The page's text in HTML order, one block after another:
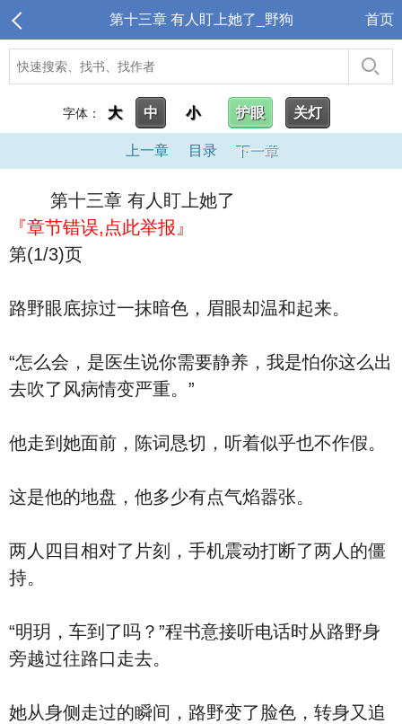
第十三章 有人盯上她了_野狗 首页
字体： 大 中 小 护眼 关灯
上一章 目录 下一章
第十三章 有人盯上她了
『章节错误,点此举报』
第(1/3)页
路野眼底掠过一抹暗色，眉眼却温和起来。
“怎么会，是医生说你需要静养，我是怕你这么出
去吹了风病情变严重。”
他走到她面前，陈词恳切，听着似乎也不作假。
这是他的地盘，他多少有点气焰嚣张。
两人四目相对了片刻，手机震动打断了两人的僵
持。
“明玥，车到了吗？”程书意接听电话时从路野身
旁越过往路口走去。
她从身侧走过的瞬间，路野变了脸色，转身又追